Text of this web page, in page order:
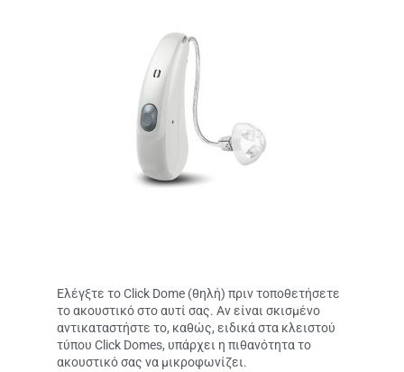
Ελέγξτε το Click Dome (θηλή) πριν τοποθετήσετε
το ακουστικό στο αυτί σας. Αν είναι σκισμένο
αντικαταστήστε το, καθώς, ειδικά στα κλειστού
τύπου Click Domes, υπάρχει η πιθανότητα το
ακουστικό σας να μικροφωνίζει.